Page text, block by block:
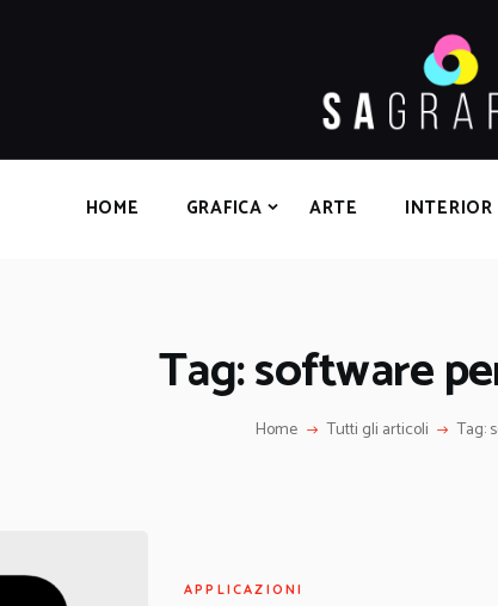
HOME GRAFICA ARTE
Tag: software
Home Tutti gli articoli Tag:
INTERIOR DESIGN
SERVIZI
APPLICAZIONI